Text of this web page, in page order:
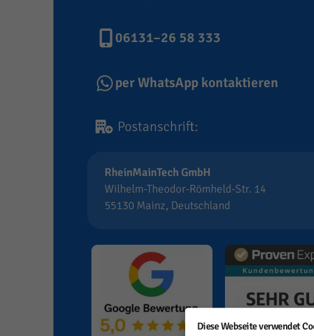
06131–26 58 333
per WhatsApp kontaktieren
Postanschrift:
RheinMainTech GmbH
Wilhelm-Theodor-Römheld-Str. 14
55130 Mainz, Deutschland
Diese Webseite verwendet